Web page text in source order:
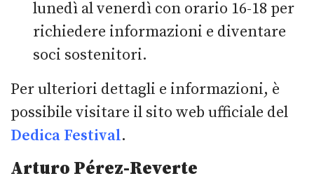
lunedì al venerdì con orario 16-18 per
richiedere informazioni e diventare
soci sostenitori.
Per ulteriori dettagli e informazioni, è
possibile visitare il sito web ufficiale del
Dedica Festival.
Arturo Pérez-Reverte